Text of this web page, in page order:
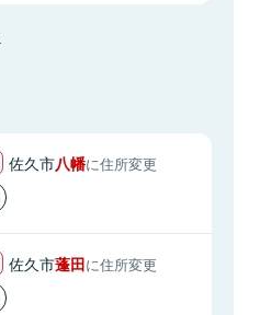
佐久市八幡に住所変更
佐久市蓬田に住所変更